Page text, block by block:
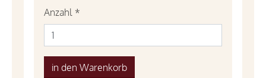
Anzahl *
in den Warenkorb